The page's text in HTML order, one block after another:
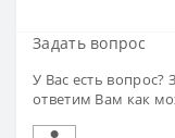
Задать вопрос
У Вас есть
ответим Вам как